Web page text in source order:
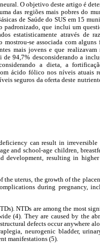
O objetivo deste artigo é
das regiões mais pobres do
de Saúde do SUS em 15
padronizado, que inclui um
estatisticamente através de
se associada com alguns
mais jovens e que realizavam
94,7% desconsiderando a
a dieta, a
ácido fólico nos níveis atuais
seguros da oferta deste
can result in irreversible
and school-age children,
development, resulting in
uterus, the growth of the
during pregnancy,
NTDs are among the most
(4). They are caused by the
defects occur anywhere
neurogenic bladder,
manifestations (5).